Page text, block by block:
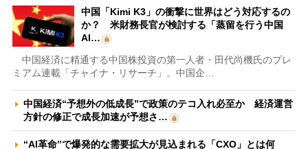
中国「Kimi K3」の衝撃に世界はどう対応するの
か？ 米財務長官が検討する「蒸留を行う中国
AI…
中国経済に精通する中国株投資の第一人者・田代尚機氏のプレ
ミアム連載「チャイナ・リサーチ」。中国企…
中国経済“予想外の低成長”で政策のテコ入れ必至か 経済運営
方針の修正で成長加速が予想さ…
“AI革命”で爆発的な需要拡大が見込まれる「CXO」とは何